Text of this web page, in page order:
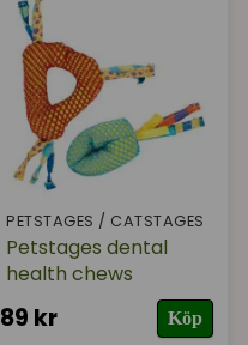
PETSTAGES / CATSTAGES
Petstages dental
health chews
89 kr Köp